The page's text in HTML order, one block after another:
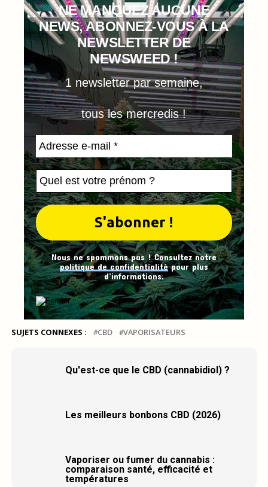
NE MANQUEZ AUCUNE
NEWS, ABONNEZ-VOUS À LA
NEWSLETTER DE
NEWSWEED !
1 newsletter par semaine,
tous les mercredis !
Nous ne spammons pas ! Consultez notre
politique de confidentialitépour plus
d’informations.
SUJETS CONNEXES : CBD VAPORISATEURS
Qu'est-ce que le CBD (cannabidiol) ?
Les meilleurs bonbons CBD (2026)
Vaporiser ou fumer du cannabis :
comparaison santé, efficacité et
températures